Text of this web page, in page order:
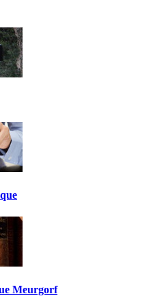
Meurgorf